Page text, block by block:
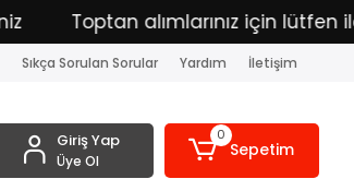
Toptan alımlarınız için lütfen
Sıkça Sorulan Sorular Yardım İletişim
Giriş Yap
Üye Ol
0
Sepetim